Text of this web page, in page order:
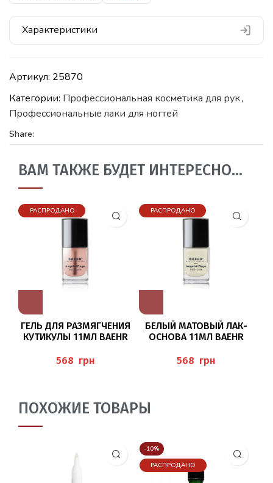
Характеристики
Артикул: 25870
Категории: Профессиональная косметика для рук,
Профессиональные лаки для ногтей
Share:
ВАМ ТАКЖЕ БУДЕТ ИНТЕРЕСНО…
РАСПРОДАНО
ГЕЛЬ ДЛЯ РАЗМЯГЧЕНИЯ
КУТИКУЛЫ 11МЛ BAEHR
грн
РАСПРОДАНО
БЕЛЫЙ МАТОВЫЙ ЛАК-
ОСНОВА 11МЛ BAEHR
грн
ПОХОЖИЕ ТОВАРЫ
-10%
РАСПРОДАНО